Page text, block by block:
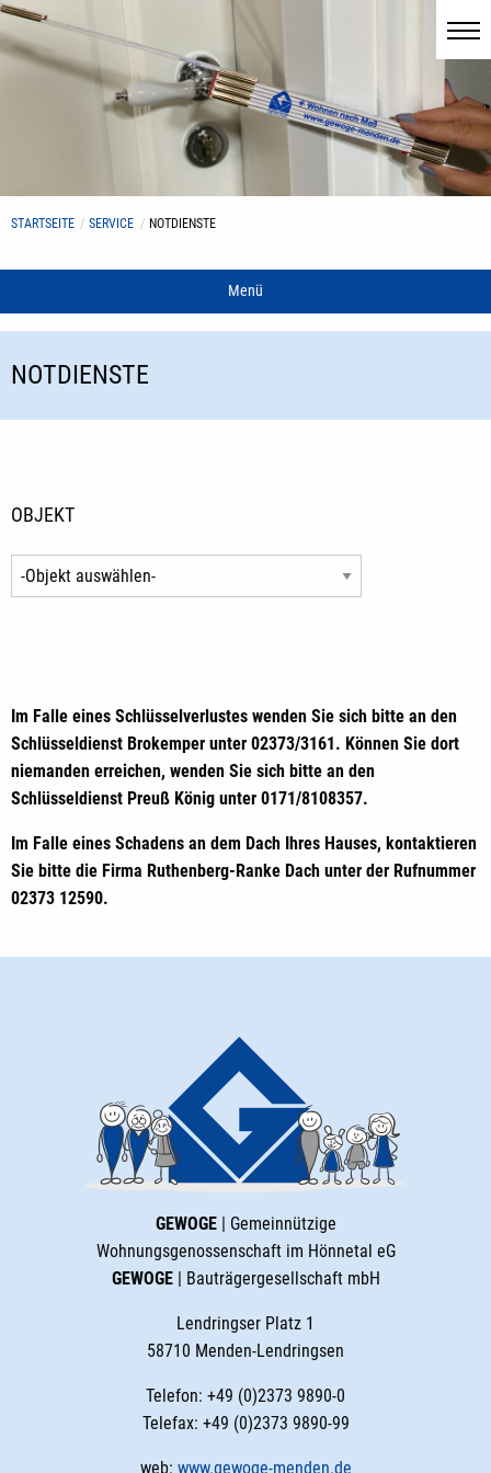
STARTSEITE SERVICE NOTDIENSTE
Menü
NOTDIENSTE
OBJEKT
Im Falle eines Schlüsselverlustes wenden Sie sich bitte an den
Schlüsseldienst Brokemper unter 02373/3161. Können Sie dort
niemanden erreichen, wenden Sie sich bitte an den
Schlüsseldienst Preuß König unter 0171/8108357.
Im Falle eines Schadens an dem Dach Ihres Hauses, kontaktieren
Sie bitte die Firma Ruthenberg-Ranke Dach unter der Rufnummer
02373 12590.
GEWOGE| Gemeinnützige
Wohnungsgenossenschaft im Hönnetal eG
GEWOGE| Bauträgergesellschaft mbH
Lendringser Platz 1
58710 Menden-Lendringsen
Telefon: +49 (0)2373 9890-0
Telefax: +49 (0)2373 9890-99
web: www.gewoge-menden.de